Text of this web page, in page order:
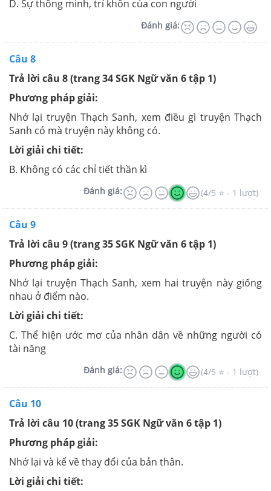
D. Sự thông minh, trí khôn của con người
Đánh giá:
Câu 8
Trả lời câu 8 (trang 34 SGK Ngữ văn 6 tập 1)
Phương pháp giải:
Nhớ lại truyện Thạch Sanh, xem điều gì truyện Thạch
Sanh có mà truyện này không có.
Lời giải chi tiết:
B. Không có các chỉ tiết thần kì
Đánh giá: (4/5 ⭐ - 1 lượt)
Câu 9
Trả lời câu 9 (trang 35 SGK Ngữ văn 6 tập 1)
Phương pháp giải:
Nhớ lại truyện Thạch Sanh, xem hai truyện này giống
nhau ở điểm nào.
Lời giải chi tiết:
C. Thể hiện ước mơ của nhân dân về những người có
tài năng
Đánh giá: (4/5 ⭐ - 1 lượt)
Câu 10
Trả lời câu 10 (trang 35 SGK Ngữ văn 6 tập 1)
Phương pháp giải:
Nhớ lại và kể về thay đổi của bản thân.
Lời giải chi tiết: